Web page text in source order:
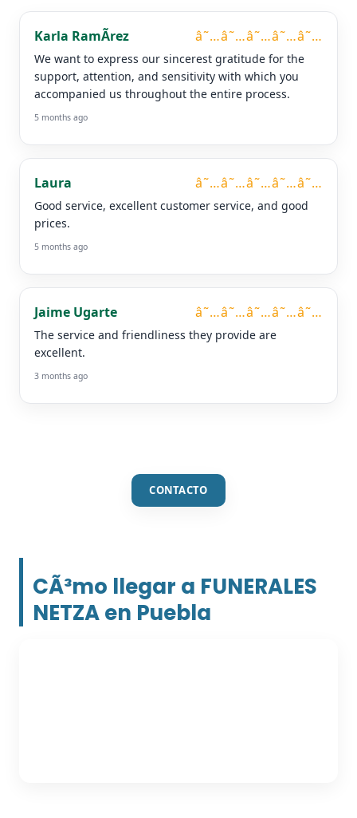
Karla RamÃ­rez â˜…â˜…â˜…â˜…â˜…
We want to express our sincerest gratitude for the
support, attention, and sensitivity with which you
accompanied us throughout the entire process.
5 months ago
Laura â˜…â˜…â˜…â˜…â˜…
Good service, excellent customer service, and good
prices.
5 months ago
Jaime Ugarte â˜…â˜…â˜…â˜…â˜…
The service and friendliness they provide are
excellent.
3 months ago
CONTACTO
CÃ³mo llegar a FUNERALES
NETZA en Puebla